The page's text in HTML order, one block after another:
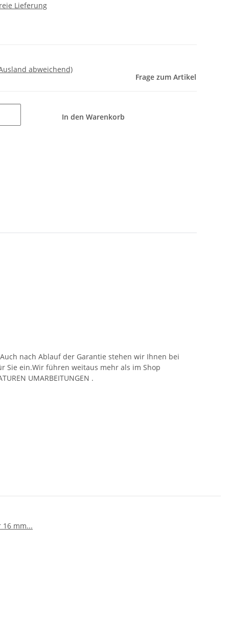
Lieferung
abweichend)
Frage zum Artikel
In den Warenkorb
nach Ablauf der Garantie stehen wir Ihnen bei
Sie ein.Wir führen weitaus mehr als im Shop
UMARBEITUNGEN .